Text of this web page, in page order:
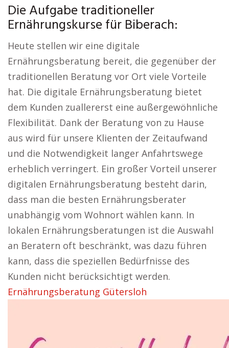
Die Aufgabe traditioneller
Ernährungskurse für Biberach:
Heute stellen wir eine digitale
Ernährungsberatung bereit, die gegenüber der
traditionellen Beratung vor Ort viele Vorteile
hat. Die digitale Ernährungsberatung bietet
dem Kunden zuallererst eine außergewöhnliche
Flexibilität. Dank der Beratung von zu Hause
aus wird für unsere Klienten der Zeitaufwand
und die Notwendigkeit langer Anfahrtswege
erheblich verringert. Ein großer Vorteil unserer
digitalen Ernährungsberatung besteht darin,
dass man die besten Ernährungsberater
unabhängig vom Wohnort wählen kann. In
lokalen Ernährungsberatungen ist die Auswahl
an Beratern oft beschränkt, was dazu führen
kann, dass die speziellen Bedürfnisse des
Kunden nicht berücksichtigt werden.
Ernährungsberatung Gütersloh